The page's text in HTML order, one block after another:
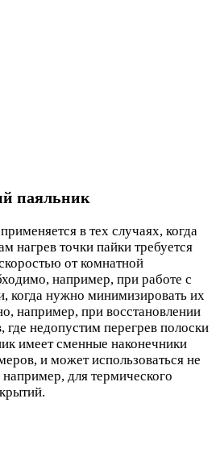
паяльник
в тех случаях, когда
нагрев точки пайки требуется
от комнатной
например, при работе с
когда нужно минимизировать их
например, при восстановлении
где недопустим перегрев полоски
имеет сменные наконечники
и может использоваться не
для термического